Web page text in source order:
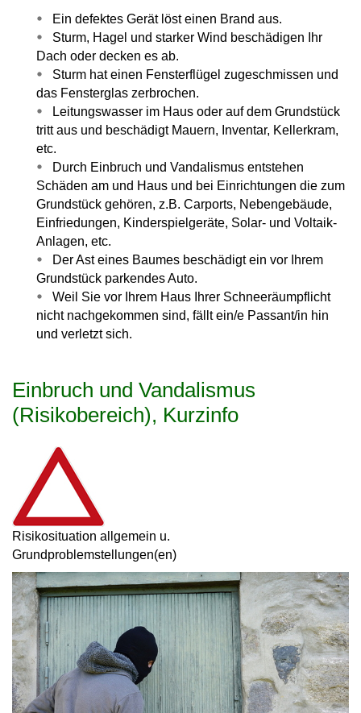
Ein defektes Gerät löst einen Brand aus.
Sturm, Hagel und starker Wind beschädigen Ihr
Dach oder decken es ab.
Sturm hat einen Fensterflügel zugeschmissen und
das Fensterglas zerbrochen.
Leitungswasser im Haus oder auf dem Grundstück
tritt aus und beschädigt Mauern, Inventar, Kellerkram,
etc.
Durch Einbruch und Vandalismus entstehen
Schäden am und Haus und bei Einrichtungen die zum
Grundstück gehören, z.B. Carports, Nebengebäude,
Einfriedungen, Kinderspielgeräte, Solar- und Voltaik-
Anlagen, etc.
Der Ast eines Baumes beschädigt ein vor Ihrem
Grundstück parkendes Auto.
Weil Sie vor Ihrem Haus Ihrer Schneeräumpflicht
nicht nachgekommen sind, fällt ein/e Passant/in hin
und verletzt sich.
Einbruch und Vandalismus
(Risikobereich), Kurzinfo
Risikosituation allgemein u.
Grundproblemstellungen(en)